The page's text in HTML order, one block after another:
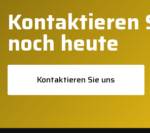
Kontaktieren
noch heute
Kontaktieren Sie uns